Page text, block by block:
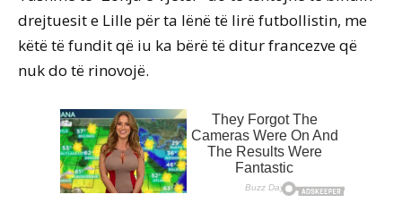
drejtuesit e Lille për ta lënë të lirë futbollistin, me
këtë të fundit që iu ka bërë të ditur francezve që
nuk do të rinovojë.